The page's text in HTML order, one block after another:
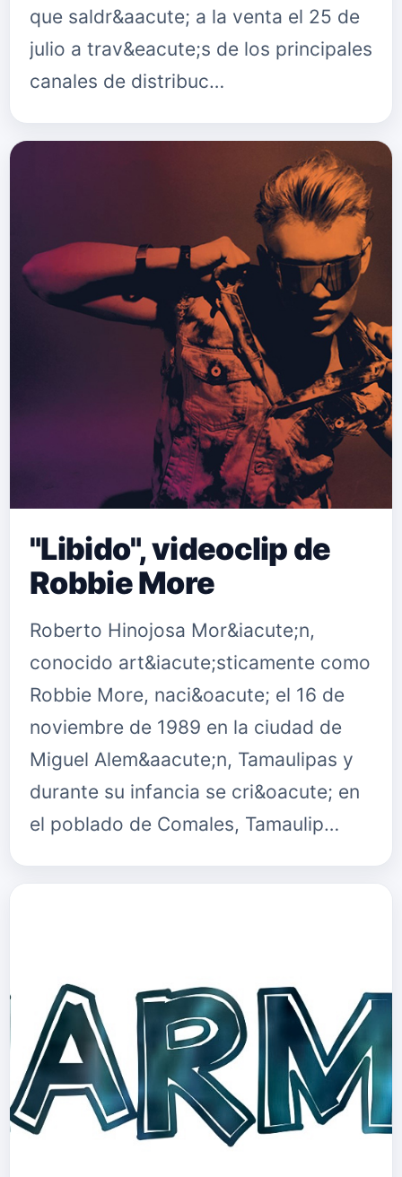
que saldr&aacute; a la venta el 25 de
julio a trav&eacute;s de los principales
canales de distribuc…
"Libido", videoclip de
Robbie More
Roberto Hinojosa Mor&iacute;n,
conocido art&iacute;sticamente como
Robbie More, naci&oacute; el 16 de
noviembre de 1989 en la ciudad de
Miguel Alem&aacute;n, Tamaulipas y
durante su infancia se cri&oacute; en
el poblado de Comales, Tamaulip…